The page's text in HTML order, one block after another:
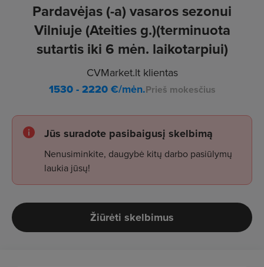
Pardavėjas (-a) vasaros sezonui
Vilniuje (Ateities g.)(terminuota
sutartis iki 6 mėn. laikotarpiui)
CVMarket.lt klientas
1530 - 2220€/mėn.Prieš mokesčius
Jūs suradote pasibaigusį skelbimą
Nenusiminkite, daugybė kitų darbo pasiūlymų
laukia jūsų!
Žiūrėti skelbimus